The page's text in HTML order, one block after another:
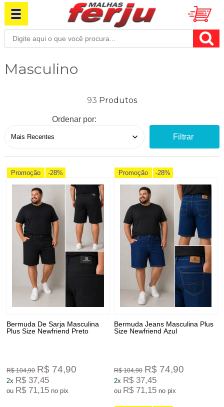
Masculino
93
Ordenar por:
Filtrar
Promoção -28%
Bermuda De Sarja Masculina
Plus Size Newfriend Preto
R$ 104,90 R$ 74,90
2x R$ 37,45
ou R$ 71,15 no pix
Promoção -28%
Bermuda Jeans Masculina Plus
Size Newfriend Azul
R$ 104,90 R$ 74,90
2x R$ 37,45
ou R$ 71,15 no pix